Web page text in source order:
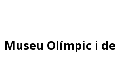
Olímpic i de